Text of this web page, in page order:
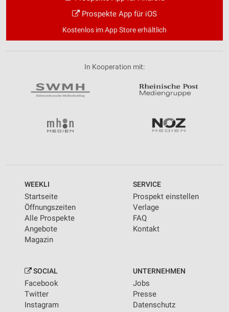
Prospekte App für iOS
Kostenlos im App Store erhältlich
In Kooperation mit:
WEEKLI
Startseite
Öffnungszeiten
Alle Prospekte
Angebote
Magazin
SERVICE
Prospekt einstellen
Verlage
FAQ
Kontakt
SOCIAL
Facebook
Twitter
Instagram
UNTERNEHMEN
Jobs
Presse
Datenschutz